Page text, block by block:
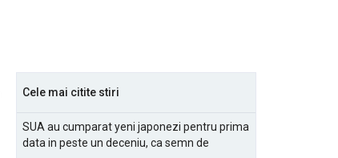
Cele mai citite stiri
SUA au cumparat yeni japonezi pentru prima
data in peste un deceniu, ca semn de